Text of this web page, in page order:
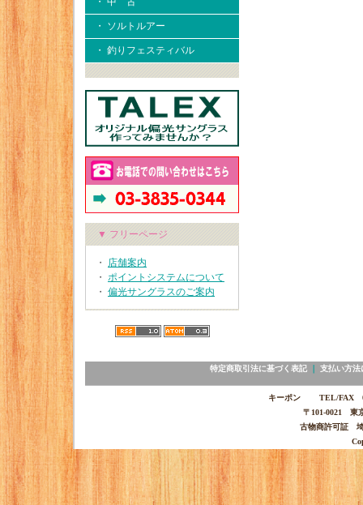
・ ソルトルアー
・ 釣りフェスティバル
▼ フリーページ
・ 店舗案内
・ ポイントシステムについて
・ 偏光サングラスのご案内
特定商取引法に基づく表記｜ 支払い方法
キーポン TEL/FAX
〒101-0021 東
古物商許可証